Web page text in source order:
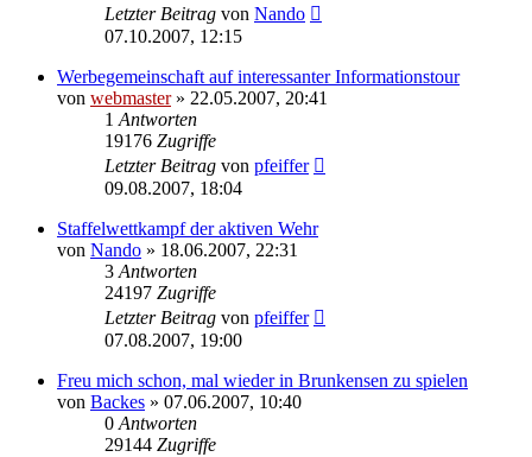
Letzter Beitrag von Nando
07.10.2007, 12:15
Werbegemeinschaft auf interessanter Informationstour
von webmaster» 22.05.2007, 20:41
1 Antworten
19176 Zugriffe
Letzter Beitrag von pfeiffer
09.08.2007, 18:04
Staffelwettkampf der aktiven Wehr
von Nando » 18.06.2007, 22:31
3 Antworten
24197 Zugriffe
Letzter Beitrag von pfeiffer
07.08.2007, 19:00
Freu mich schon, mal wieder in Brunkensen zu spielen
von Backes » 07.06.2007, 10:40
0 Antworten
29144 Zugriffe